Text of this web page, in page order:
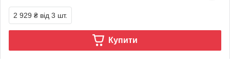
2 929 ₴ від 3 шт.
Купити